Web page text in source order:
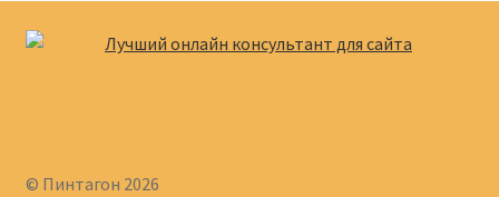
© Пинтагон 2026